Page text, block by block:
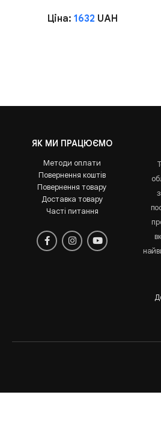
Ціна: 1632 UAH
ЯК МИ ПРАЦЮЄМО
Методи оплати
Повернення коштів
Повернення товару
Доставка товару
Часті питання